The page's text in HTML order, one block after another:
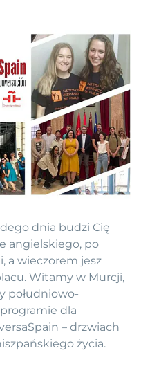
dnia budzi Cię
angielskiego, po
a wieczorem jesz
Witamy w Murcji,
południowo-
dla
– drzwiach
życia.